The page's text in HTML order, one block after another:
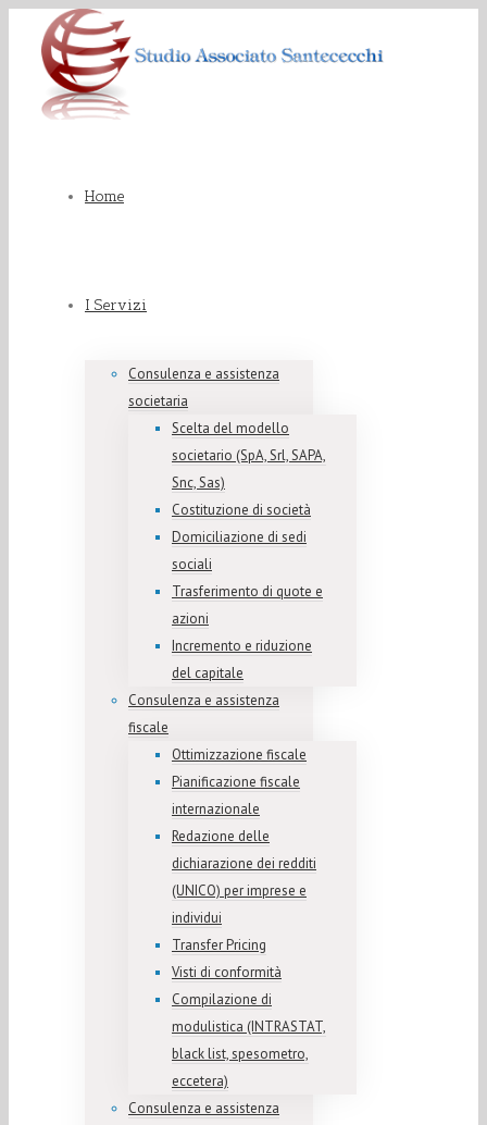
Home
I Servizi
Consulenza e assistenza
societaria
Scelta del modello
societario (SpA, Srl, SAPA,
Snc, Sas)
Costituzione di società
Domiciliazione di sedi
sociali
Trasferimento di quote e
azioni
Incremento e riduzione
del capitale
Consulenza e assistenza
fiscale
Ottimizzazione fiscale
Pianificazione fiscale
internazionale
Redazione delle
dichiarazione dei redditi
(UNICO) per imprese e
individui
Transfer Pricing
Visti di conformità
Compilazione di
modulistica (INTRASTAT,
black list, spesometro,
eccetera)
Consulenza e assistenza